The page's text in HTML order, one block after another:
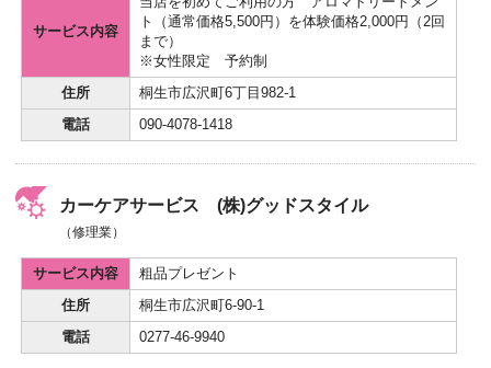
サービス内容
ト（通常価格5,500円）を体験価格2,000円（2回
まで）
※女性限定 予約制
住所 桐生市広沢町6丁目982-1
電話 090-4078-1418
カーケアサービス (株)グッドスタイル
（修理業）
サービス内容 粗品プレゼント
住所 桐生市広沢町6-90-1
電話 0277-46-9940